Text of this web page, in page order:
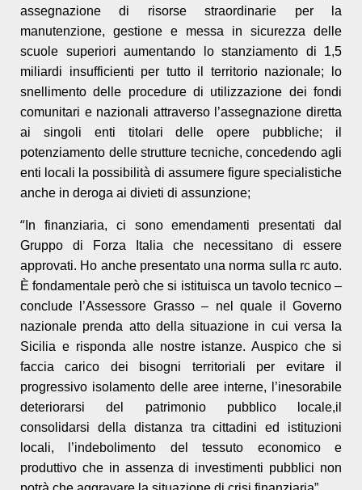
assegnazione di risorse straordinarie per la
manutenzione, gestione e messa in sicurezza delle
scuole superiori aumentando lo stanziamento di 1,5
miliardi insufficienti per tutto il territorio nazionale; lo
snellimento delle procedure di utilizzazione dei fondi
comunitari e nazionali attraverso l’assegnazione diretta
ai singoli enti titolari delle opere pubbliche; il
potenziamento delle strutture tecniche, concedendo agli
enti locali la possibilità di assumere figure specialistiche
anche in deroga ai divieti di assunzione;
“ In finanziaria, ci sono emendamenti presentati dal
Gruppo di Forza Italia che necessitano di essere
approvati. Ho anche presentato una norma sulla rc auto.
È fondamentale però che si istituisca un tavolo tecnico –
conclude l’Assessore Grasso – nel quale il Governo
nazionale prenda atto della situazione in cui versa la
Sicilia e risponda alle nostre istanze. Auspico che si
faccia carico dei bisogni territoriali per evitare il
progressivo isolamento delle aree interne, l’inesorabile
deteriorarsi del patrimonio pubblico locale,il
consolidarsi della distanza tra cittadini ed istituzioni
locali, l’indebolimento del tessuto economico e
produttivo che in assenza di investimenti pubblici non